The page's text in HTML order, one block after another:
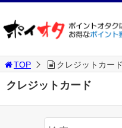
TOP クレジットカード
クレジットカード